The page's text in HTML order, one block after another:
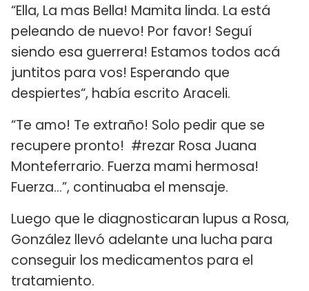
“Ella, La mas Bella! Mamita linda. La está
peleando de nuevo! Por favor! Seguí
siendo esa guerrera! Estamos todos acá
juntitos para vos! Esperando que
despiertes“, había escrito Araceli.
“Te amo! Te extraño! Solo pedir que se
recupere pronto! ️ #rezar Rosa Juana
Monteferrario. Fuerza mami hermosa!
Fuerza…”, continuaba el mensaje.
Luego que le diagnosticaran lupus a Rosa,
González llevó adelante una lucha para
conseguir los medicamentos para el
tratamiento.